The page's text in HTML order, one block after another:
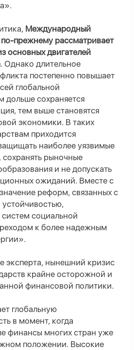
Международный
прежнему рассматривает
основных двигателей
. Однако длительное
постепенно повышает
глобальной
дольше сохраняется
тем выше становятся
экономики. В таких
приходится
наиболее уязвимые
сохранять рыночные
и не допускать
ожиданий. Вместе с
реформ, связанных с
социальной
к более надежным
эксперта, нынешний кризис
крайне осторожной и
финансовой политики.
глобальную
в момент, когда
финансы многих стран уже
положении. Высокие